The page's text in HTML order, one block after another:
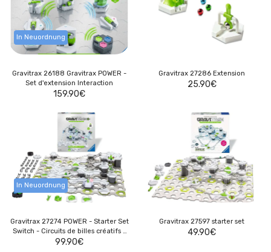
In Neuordnung
Gravitrax 26188 Gravitrax POWER -
Set d'extension Interaction
159.90€
Gravitrax 27286 Extension
25.90€
In Neuordnung
Gravitrax 27274 POWER - Starter Set
Switch - Circuits de billes créatifs -
150 pièces - Fonction électronique -
99.90€
Gravitrax 27597 starter set
49.90€